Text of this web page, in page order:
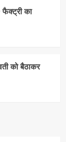
का
को बैठाकर